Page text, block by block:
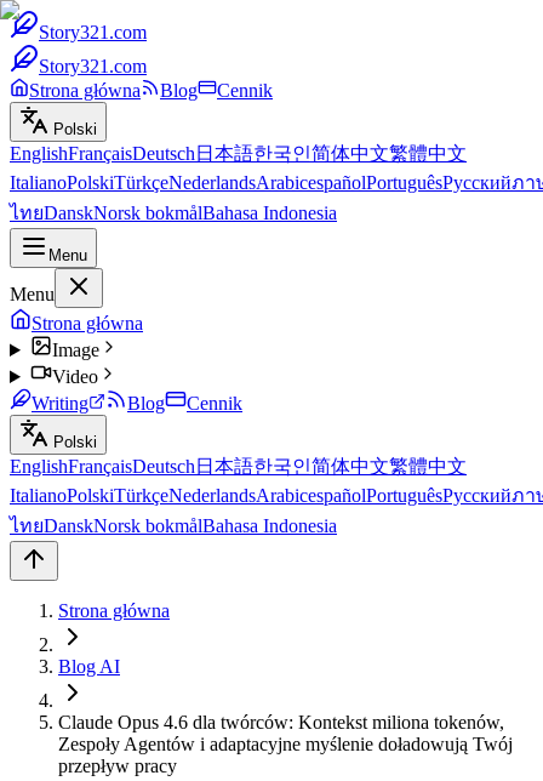
Story321.com
Story321.com
Strona główna
Blog Cennik
Polski
EnglishFrançaisDeutsch 日本語한국인简体中文繁體中文
ItalianoPolskiTürkçeNederlandsArabicespañolPortuguêsРусскийภา
ไทยDanskNorsk bokmålBahasa Indonesia
Menu
Menu
Strona główna
Image
Video
Writing
Blog Cennik
Polski
EnglishFrançaisDeutsch 日本語한국인简体中文繁體中文
ItalianoPolskiTürkçeNederlandsArabicespañolPortuguêsРусскийภา
ไทยDanskNorsk bokmålBahasa Indonesia
Strona główna
Blog AI
Claude Opus 4.6 dla twórców: Kontekst miliona tokenów,
Zespoły Agentów i adaptacyjne myślenie doładowują Twój
przepływ pracy